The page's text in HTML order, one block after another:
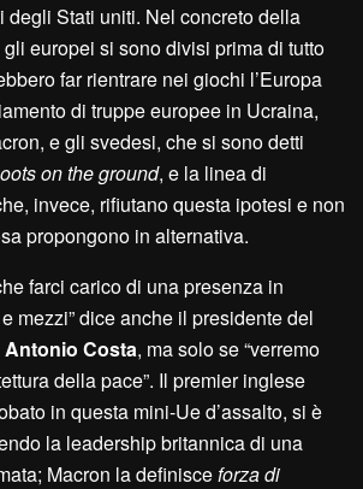
degli Stati uniti. Nel concreto della
europei si sono divisi prima di tutto
far rientrare nei giochi l’Europa
di truppe europee in Ucraina,
e gli svedesi, che si sono detti
on the ground, e la linea di
invece, rifiutano questa ipotesi e non
propongono in alternativa.
farci carico di una presenza in
mezzi” dice anche il presidente del
Antonio Costa, ma solo se “verremo
della pace”. Il premier inglese
in questa mini-Ue d’assalto, si è
la leadership britannica di una
Macron la definisceforza di